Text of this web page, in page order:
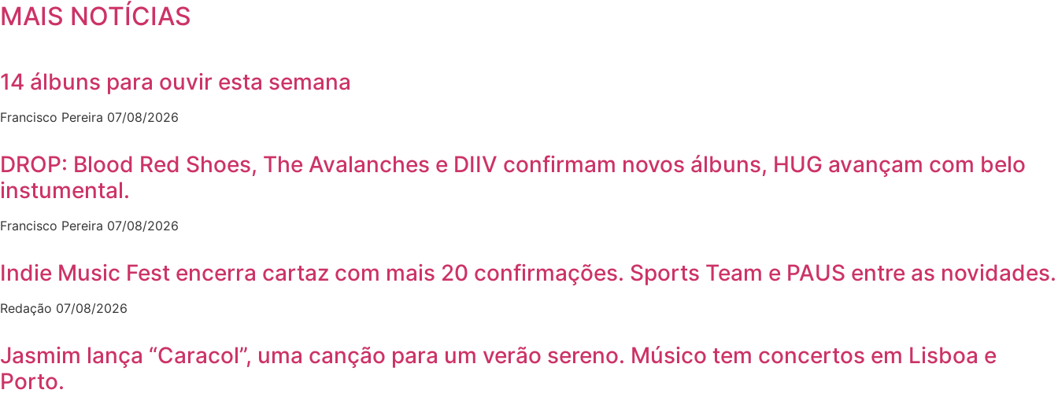
MAIS NOTÍCIAS
14 álbuns para ouvir esta semana
Francisco Pereira 07/08/2026
DROP: Blood Red Shoes, The Avalanches e DIIV confirmam novos álbuns, HUG avançam com belo
instumental.
Francisco Pereira 07/08/2026
Indie Music Fest encerra cartaz com mais 20 confirmações. Sports Team e PAUS entre as novidades.
Redação 07/08/2026
Jasmim lança “Caracol”, uma canção para um verão sereno. Músico tem concertos em Lisboa e
Porto.